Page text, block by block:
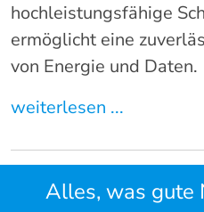
hochleistungsfähige
ermöglicht eine
von Energie und Daten.
weiterlesen ...
Alles, was gute